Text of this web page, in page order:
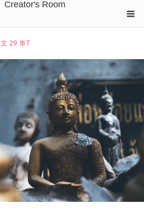
Creator's Room
文 29 単T